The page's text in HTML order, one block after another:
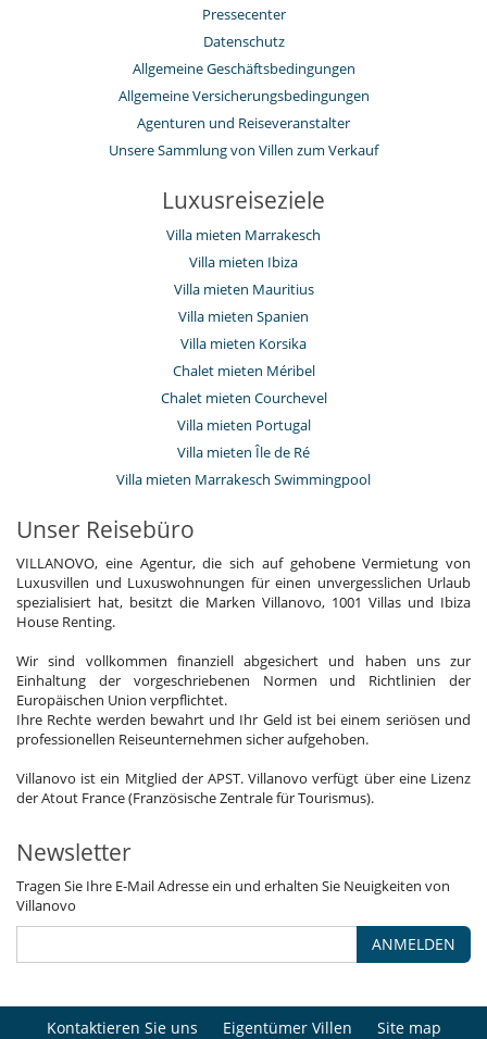
Pressecenter
Datenschutz
Allgemeine Geschäftsbedingungen
Allgemeine Versicherungsbedingungen
Agenturen und Reiseveranstalter
Unsere Sammlung von Villen zum Verkauf
Luxusreiseziele
Villa mieten Marrakesch
Villa mieten Ibiza
Villa mieten Mauritius
Villa mieten Spanien
Villa mieten Korsika
Chalet mieten Méribel
Chalet mieten Courchevel
Villa mieten Portugal
Villa mieten Île de Ré
Villa mieten Marrakesch Swimmingpool
Unser Reisebüro
VILLANOVO, eine Agentur, die sich auf gehobene Vermietung von
Luxusvillen und Luxuswohnungen für einen unvergesslichen Urlaub
spezialisiert hat, besitzt die Marken Villanovo, 1001 Villas und Ibiza
House Renting.
Wir sind vollkommen finanziell abgesichert und haben uns zur
Einhaltung der vorgeschriebenen Normen und Richtlinien der
Europäischen Union verpflichtet.
Ihre Rechte werden bewahrt und Ihr Geld ist bei einem seriösen und
professionellen Reiseunternehmen sicher aufgehoben.
Villanovo ist ein Mitglied der APST. Villanovo verfügt über eine Lizenz
der Atout France (Französische Zentrale für Tourismus).
Newsletter
Tragen Sie Ihre E-Mail Adresse ein und erhalten Sie Neuigkeiten von
Villanovo
ANMELDEN
Kontaktieren Sie uns Eigentümer Villen Site map